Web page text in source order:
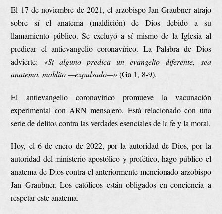
El 17 de noviembre de 2021, el arzobispo Jan Graubner atrajo
sobre sí el anatema (maldición) de Dios debido a su
llamamiento público. Se excluyó a sí mismo de la Iglesia al
predicar el antievangelio coronavírico. La Palabra de Dios
advierte: «Si alguno predica un evangelio diferente, sea
anatema, maldito —expulsado—»(Ga 1, 8-9).
El antievangelio coronavírico promueve la vacunación
experimental con ARN mensajero. Está relacionado con una
serie de delitos contra las verdades esenciales de la fe y la moral.
Hoy, el 6 de enero de 2022, por la autoridad de Dios, por la
autoridad del ministerio apostólico y profético, hago público el
anatema de Dios contra el anteriormente mencionado arzobispo
Jan Graubner. Los católicos están obligados en conciencia a
respetar este anatema.